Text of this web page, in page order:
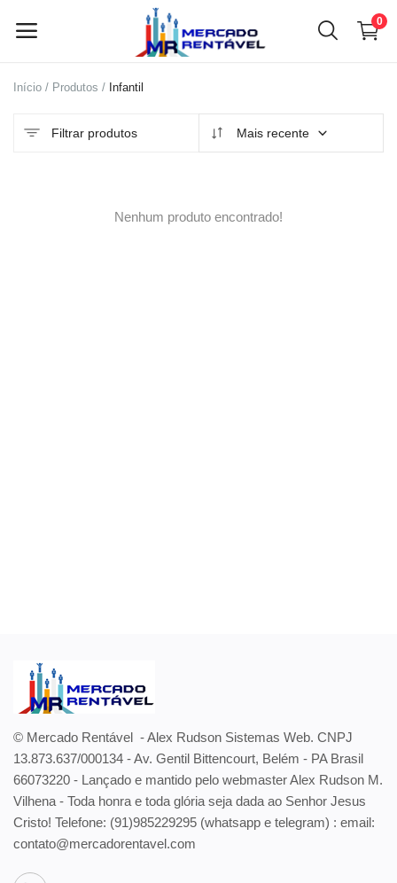
0
agora
Início Produtos Infantil
Filtrar produtos Mais recente
Nenhum produto encontrado!
© Mercado Rentável - Alex Rudson Sistemas Web. CNPJ
13.873.637/000134 - Av. Gentil Bittencourt, Belém - PA Brasil
66073220 - Lançado e mantido pelo webmaster Alex Rudson M.
Vilhena - Toda honra e toda glória seja dada ao Senhor Jesus
Cristo! Telefone: (91)985229295 (whatsapp e telegram) : email:
contato@mercadorentavel.com